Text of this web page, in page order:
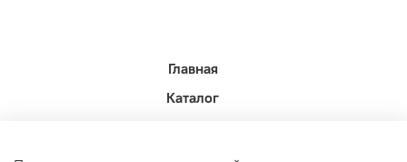
Главная
Каталог